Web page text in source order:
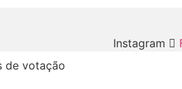
Instagram
de votação